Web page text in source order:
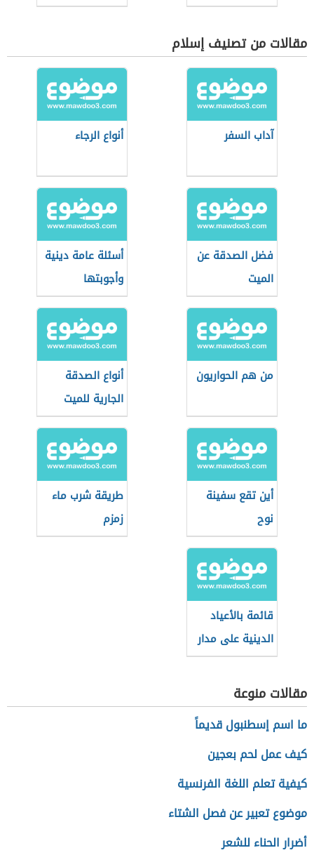
مقالات من تصنيف إسلام
آداب السفر أنواع الرجاء
فضل الصدقة عن
الميت
أسئلة عامة دينية
وأجوبتها
من هم الحواريون
أنواع الصدقة
الجارية للميت
أين تقع سفينة
نوح
طريقة شرب ماء
زمزم
قائمة بالأعياد
الدينية على مدار
العام
مقالات منوعة
ما اسم إسطنبول قديماً
كيف عمل لحم بعجين
كيفية تعلم اللغة الفرنسية
موضوع تعبير عن فصل الشتاء
أضرار الحناء للشعر